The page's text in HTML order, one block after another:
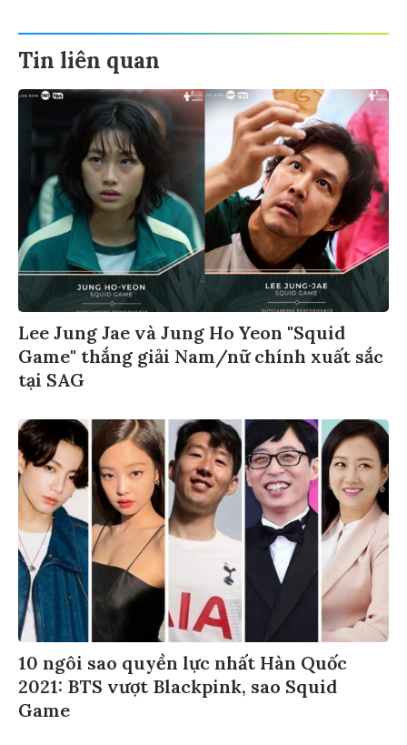
Tin liên quan
Lee Jung Jae và Jung Ho Yeon "Squid
Game" thắng giải Nam/nữ chính xuất sắc
tại SAG
10 ngôi sao quyền lực nhất Hàn Quốc
2021: BTS vượt Blackpink, sao Squid
Game